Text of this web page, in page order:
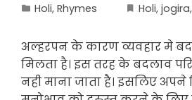
Holi, Rhymes Holi, jogira,
अल्हरपन के कारण व्यवहार मे
मिलता है। इस तरह के बदलाव
नही माना जाता है। इसलिए